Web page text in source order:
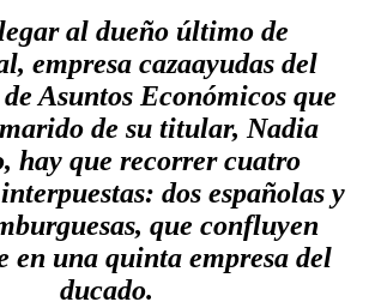
al dueño último de
empresa cazaayudas del
Asuntos Económicos que
de su titular, Nadia
hay que recorrer cuatro
dos españolas y
que confluyen
en una quinta empresa del
ducado.